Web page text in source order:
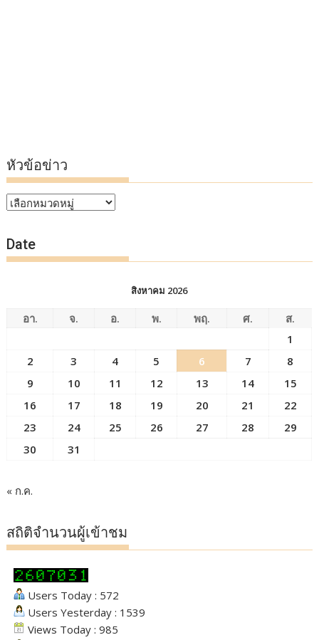
หัวข้อข่าว
หัวข้อ
Date
สิงหาคม 2026
อา. จ. อ. พ. พฤ. ศ.
ส.
1
2
3 4 5 6 7
8
9
10 11 12 13 14
15
16
17 18 19 20 21
22
23
24 25 26 27 28
29
30
31
« ก.ค.
สถิติจำนวนผู้เข้าชม
Users Today : 572
Users Yesterday : 1539
Views Today : 985